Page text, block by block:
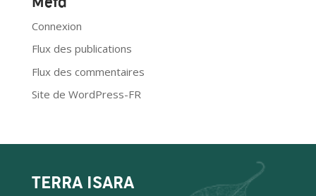
Connexion
Flux des publications
Flux des commentaires
Site de WordPress-FR
TERRA ISARA